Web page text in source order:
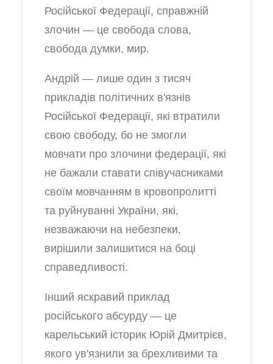
Російської Федерації, справжній
злочин — це свобода слова,
свобода думки, мир.
Андрій — лише один з тисяч
прикладів політичних в'язнів
Російської Федерації, які втратили
свою свободу, бо не змогли
мовчати про злочини федерації, які
не бажали ставати співучасниками
своїм мовчанням в кровопролитті
та руйнуванні України, які,
незважаючи на небезпеки,
вирішили залишитися на боці
справедливості.
Інший яскравий приклад
російського абсурду — це
карельський історик Юрій Дмитрієв,
якого ув'язнили за брехливими та